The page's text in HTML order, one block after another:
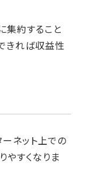
集約すること
きれば収益性
ネット上での
やすくなりま